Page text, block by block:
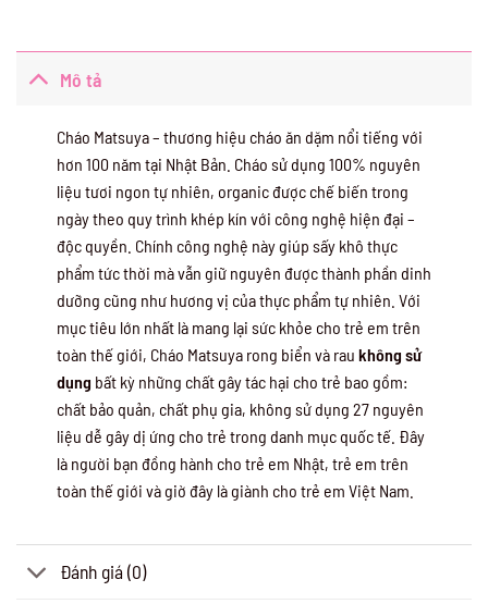
Mô tả
Cháo Matsuya – thương hiệu cháo ăn dặm nổi tiếng với
hơn 100 năm tại Nhật Bản. Cháo sử dụng 100% nguyên
liệu tươi ngon tự nhiên, organic được chế biến trong
ngày theo quy trình khép kín với công nghệ hiện đại –
độc quyền. Chính công nghệ này giúp sấy khô thực
phẩm tức thời mà vẫn giữ nguyên được thành phần dinh
dưỡng cũng như hương vị của thực phẩm tự nhiên. Với
mục tiêu lớn nhất là mang lại sức khỏe cho trẻ em trên
toàn thế giới, Cháo Matsuya rong biển và rau không sử
dụng bất kỳ những chất gây tác hại cho trẻ bao gồm:
chất bảo quản, chất phụ gia, không sử dụng 27 nguyên
liệu dễ gây dị ứng cho trẻ trong danh mục quốc tế. Đây
là người bạn đồng hành cho trẻ em Nhật, trẻ em trên
toàn thế giới và giờ đây là giành cho trẻ em Việt Nam.
Đánh giá (0)